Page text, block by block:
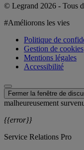
© Legrand 2026 - Tous
#Améliorons les vies
Politique de
Gestion de cookies
Mentions légales
Accessibilité
Fermer la fenêtre de
malheureusement
{{error}}
Service Relations Pro